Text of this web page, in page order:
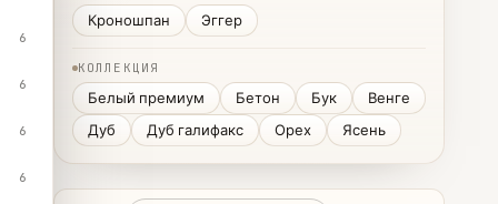
6
6
6
6
Кроношпан Эггер
КОЛЛЕКЦИЯ
Белый премиум Бетон Бук
Венге
Дуб
Дуб галифакс Орех Ясень